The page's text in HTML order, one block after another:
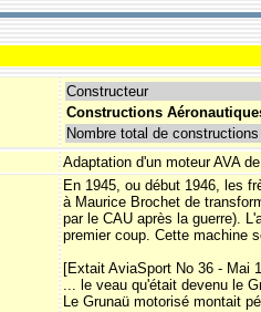
Constructeur
Constructions
Nombre total de constructions
Adaptation d'un moteur AVA
En 1945, ou début 1946, les
à Maurice Brochet de
par le CAU après la guerre).
premier coup. Cette machine
[Extait AviaSport No 36 - Mai
... le veau qu'était devenu le
Le Grunaü motorisé montait